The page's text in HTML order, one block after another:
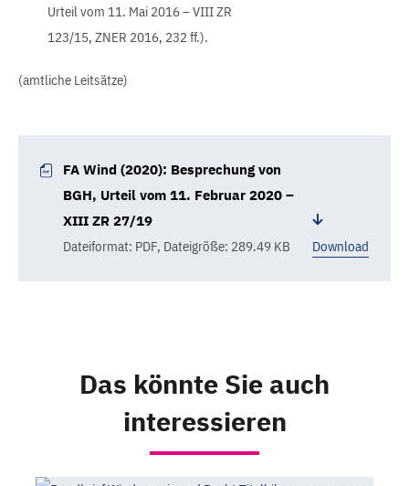
Urteil vom 11. Mai 2016 – VIII ZR
123/15, ZNER 2016, 232 ff.).
(amtliche Leitsätze)
FA Wind (2020): Besprechung von
BGH, Urteil vom 11. Februar 2020 –
XIII ZR 27/19
Dateiformat: PDF, Dateigröße: 289.49 KB Download
Das könnte Sie auch
interessieren